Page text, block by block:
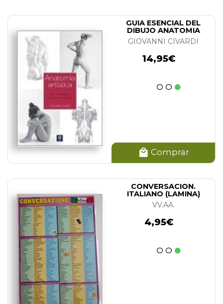
GUIA ESENCIAL DEL
DIBUJO ANATOMIA
ARTISTICA
GIOVANNI CIVARDI
14,95€
Comprar
CONVERSACION.
ITALIANO (LAMINA)
VV.AA.
4,95€